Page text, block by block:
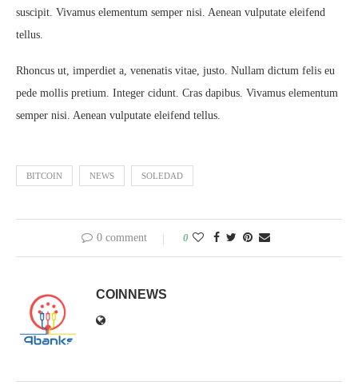
suscipit. Vivamus elementum semper nisi. Aenean vulputate eleifend
tellus.
Rhoncus ut, imperdiet a, venenatis vitae, justo. Nullam dictum felis eu
pede mollis pretium. Integer cidunt. Cras dapibus. Vivamus elementum
semper nisi. Aenean vulputate eleifend tellus.
BITCOIN NEWS SOLEDAD
0 comment 0
COINNEWS